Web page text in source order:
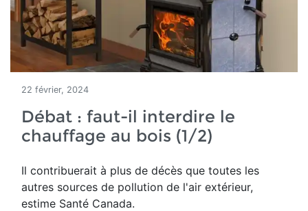
22 février, 2024
Débat : faut-il interdire le
chauffage au bois (1/2)
Il contribuerait à plus de décès que toutes les
autres sources de pollution de l'air extérieur,
estime Santé Canada.